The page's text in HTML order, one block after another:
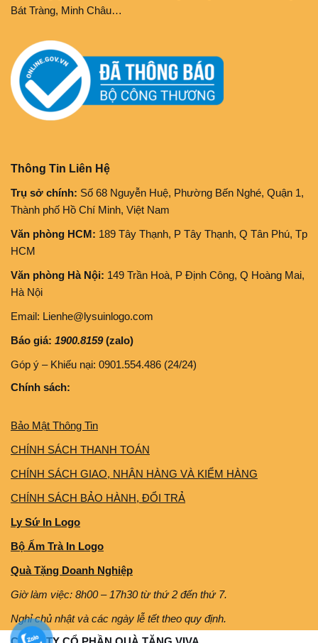
Bát Tràng, Minh Châu…
Thông Tin Liên Hệ
Trụ sở chính: Số 68 Nguyễn Huệ, Phường Bến Nghé, Quận 1,
Thành phố Hồ Chí Minh, Việt Nam
Văn phòng HCM: 189 Tây Thạnh, P Tây Thạnh, Q Tân Phú, Tp
HCM
Văn phòng Hà Nội: 149 Trần Hoà, P Định Công, Q Hoàng Mai,
Hà Nội
Email: Lienhe@lysuinlogo.com
Báo giá: 1900.8159(zalo)
Góp ý – Khiếu nại: 0901.554.486 (24/24)
Chính sách:
Bảo Mật Thông Tin
CHÍNH SÁCH THANH TOÁN
CHÍNH SÁCH GIAO, NHẬN HÀNG VÀ KIỂM HÀNG
CHÍNH SÁCH BẢO HÀNH, ĐỔI TRẢ
Ly Sứ In Logo
Bộ Ấm Trà In Logo
Quà Tặng Doanh Nghiệp
Giờ làm việc: 8h00 – 17h30 từ thứ 2 đến thứ 7.
Nghỉ chủ nhật và các ngày lễ tết theo quy định.